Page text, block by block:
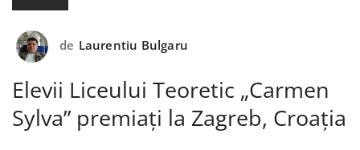
de Laurentiu Bulgaru
Elevii Liceului Teoretic „Carmen
Sylva” premiați la Zagreb, Croația